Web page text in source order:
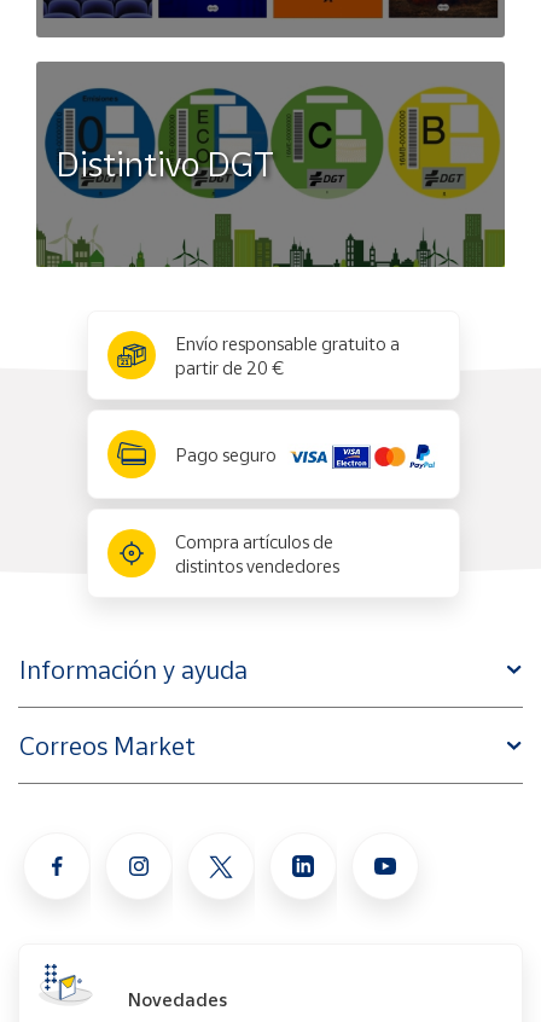
Distintivo DGT
Envío responsable gratuito a
partir de 20 €
Pago seguro
Compra artículos de
distintos vendedores
Información y ayuda
Correos Market
Novedades